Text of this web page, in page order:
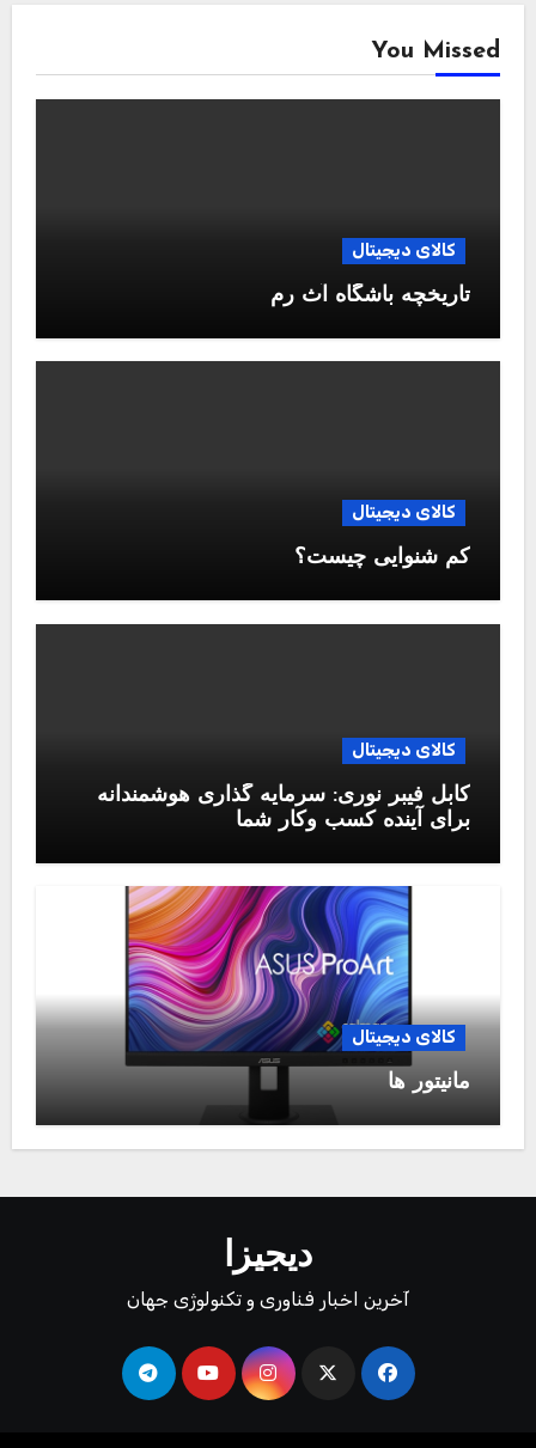
You Missed
کالای دیجیتال
تاریخچه باشگاه آث رم
کالای دیجیتال
کم شنوایی چیست؟
کالای دیجیتال
کابل فیبر نوری: سرمایه گذاری هوشمندانه
برای آینده کسب وکار شما
کالای دیجیتال
مانیتور ها
دیجیزا
آخرین اخبار فناوری و تکنولوژی جهان